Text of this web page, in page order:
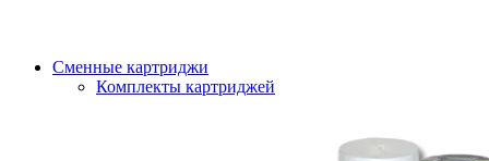
Сменные картриджи
Комплекты картриджей